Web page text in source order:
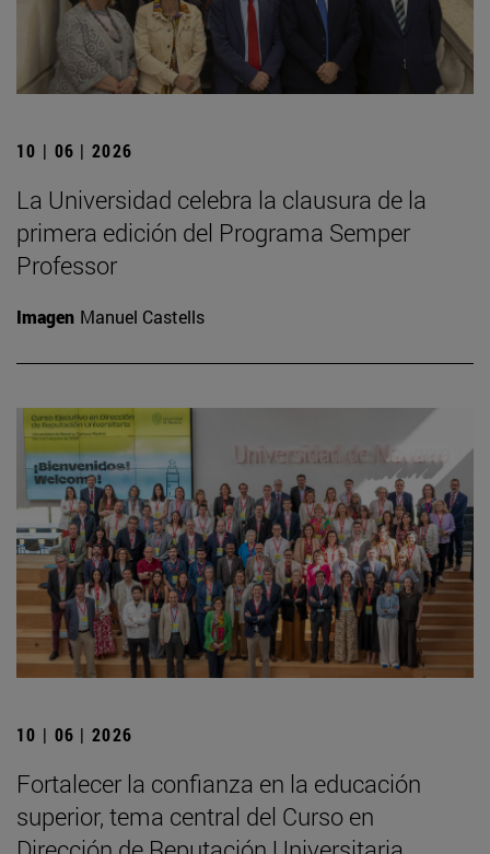
10 | 06 | 2026
La Universidad celebra la clausura de la
primera edición del Programa Semper
Professor
Imagen Manuel Castells
10 | 06 | 2026
Fortalecer la confianza en la educación
superior, tema central del Curso en